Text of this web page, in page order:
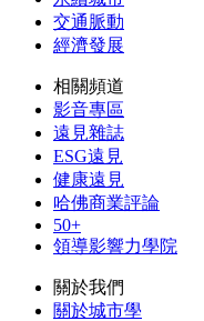
交通脈動
經濟發展
相關頻道
影音專區
遠見雜誌
ESG遠見
健康遠見
哈佛商業評論
50+
領導影響力學院
關於我們
關於城市學